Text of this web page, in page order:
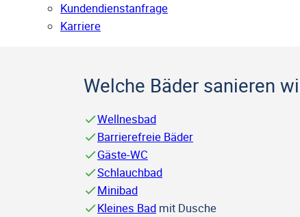
Kunden­dienst­anfrage
Karriere
Welche Bäder sanieren
Wellnesbad
Barrierefreie Bäder
Gäste-WC
Schlauchbad
Minibad
Kleines Bad mit Dusche